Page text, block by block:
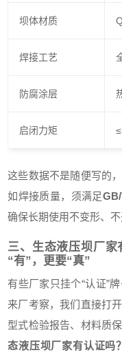
坝体材质
焊接工艺
防腐涂层
启闭力矩
这些数据不是随便写的
如焊接质量，须满足
确保长期使用不变形、不
三、生态液压坝厂
“有”，更要“真”
有些厂家只挂个“认证”
来厂考察，我们直接打
型式检验报告、材料质
态液压坝厂家有认证吗